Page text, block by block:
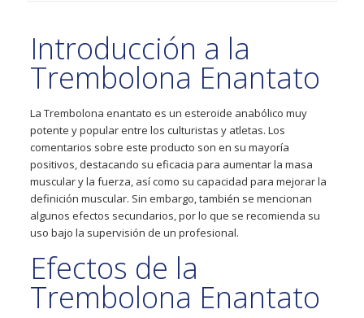
Introducción a la
Trembolona Enantato
La Trembolona enantato es un esteroide anabólico muy
potente y popular entre los culturistas y atletas. Los
comentarios sobre este producto son en su mayoría
positivos, destacando su eficacia para aumentar la masa
muscular y la fuerza, así como su capacidad para mejorar la
definición muscular. Sin embargo, también se mencionan
algunos efectos secundarios, por lo que se recomienda su
uso bajo la supervisión de un profesional.
Efectos de la
Trembolona Enantato